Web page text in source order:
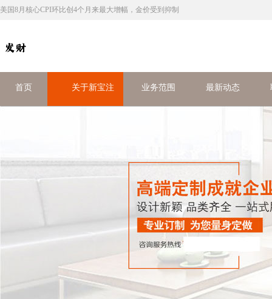
美国8月核心CPI环比创4个月来最大增幅，金价受到抑制
首页 关于新宝注 业务范围 最新动态